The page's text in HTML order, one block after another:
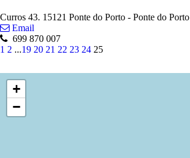
Curros 43. 15121 Ponte do Porto - Ponte do Porto
Email
699 870 007
1 2 ...19 20 21 22 23 24 25
+
−